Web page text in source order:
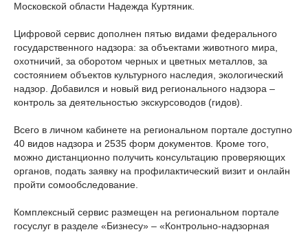
Московской области Надежда Куртяник.
Цифровой сервис дополнен пятью видами федерального
государственного надзора: за объектами животного мира,
охотничий, за оборотом черных и цветных металлов, за
состоянием объектов культурного наследия, экологический
надзор. Добавился и новый вид регионального надзора –
контроль за деятельностью экскурсоводов (гидов).
Всего в личном кабинете на региональном портале доступно
40 видов надзора и 2535 форм документов. Кроме того,
можно дистанционно получить консультацию проверяющих
органов, подать заявку на профилактический визит и онлайн
пройти сомообследование.
Комплексный сервис размещен на региональном портале
госуслуг в разделе «Бизнесу» – «Контрольно-надзорная